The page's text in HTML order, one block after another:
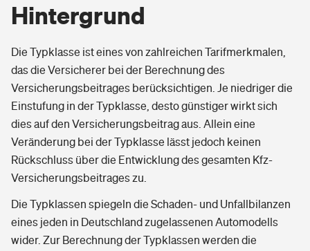
Hintergrund
Die Typklasse ist eines von zahlreichen Tarifmerkmalen,
das die Versicherer bei der Berechnung des
Versicherungsbeitrages berücksichtigen. Je niedriger die
Einstufung in der Typklasse, desto günstiger wirkt sich
dies auf den Versicherungsbeitrag aus. Allein eine
Veränderung bei der Typklasse lässt jedoch keinen
Rückschluss über die Entwicklung des gesamten Kfz-
Versicherungsbeitrages zu.
Die Typklassen spiegeln die Schaden- und Unfallbilanzen
eines jeden in Deutschland zugelassenen Automodells
wider. Zur Berechnung der Typklassen werden die